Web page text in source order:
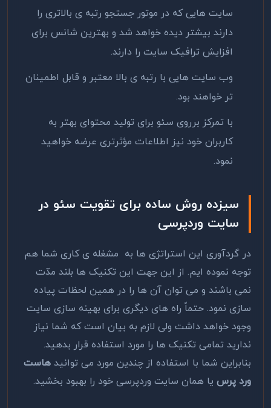
سایت هایی که در موتور جستجو رتبه ی بالاتری را
دارند بیشتر دیده خواهد شد و بهترین شانس برای
افزایش ترافیک سایت را دارند.
وب سایت هایی با رتبه ی بالا معتبر و قابل اطمینان
تر خواهند بود.
با تمرکز برروی سئو برای تولید محتوای بهتر به
کاربران خود نیز اطلاعات مؤثرتری عرضه خواهید
نمود‌‌.
سیزده روش ساده برای تقویت سئو در
سایت وردپرسی
در گردآوری این استراتژی‌ ها به مشغله ی کاری شما هم
توجه نموده ‌ایم. از این جهت این تکنیک ‌ها بلند مدّت
نمی ‌باشند و می ‌توان آن‌ ها را در همین لحظات پیاده
سازی نمود. حتماً راه ‌های دیگری برای بهینه سازی سایت
وجود خواهد داشت ولی لازم به بیان است که شما نیاز
ندارید تمامی تکنیک ‌ها را مورد استفاده قرار بدهید.
بنابراین شما با استفاده از چندین مورد می‌ توانید هاست
ورد پرس یا همان سایت وردپرسی خود را بهبود بخشید.